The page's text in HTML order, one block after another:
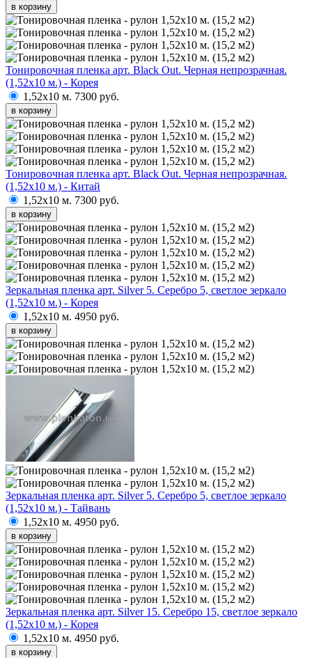
в корзину
Тонировочная пленка арт. Black Out. Черная непрозрачная.
(1,52х10 м.) - Корея
1,52х10 м. 7300 руб.
в корзину
Тонировочная пленка арт. Black Out. Черная непрозрачная.
(1,52х10 м.) - Китай
1,52х10 м. 7300 руб.
в корзину
Зеркальная пленка арт. Silver 5. Серебро 5, светлое зеркало
(1,52х10 м.) - Корея
1,52х10 м. 4950 руб.
в корзину
Зеркальная пленка арт. Silver 5. Серебро 5, светлое зеркало
(1,52х10 м.) - Тайвань
1,52х10 м. 4950 руб.
в корзину
Зеркальная пленка арт. Silver 15. Серебро 15, светлое зеркало
(1,52х10 м.) - Корея
1,52х10 м. 4950 руб.
в корзину